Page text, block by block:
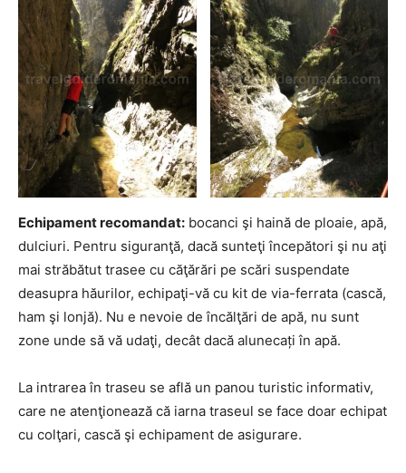
Echipament recomandat: bocanci şi haină de ploaie, apă,
dulciuri. Pentru siguranţă, dacă sunteţi începători şi nu aţi
mai străbătut trasee cu căţărări pe scări suspendate
deasupra hăurilor, echipaţi-vă cu kit de via-ferrata (cască,
ham şi lonjă). Nu e nevoie de încălţări de apă, nu sunt
zone unde să vă udaţi, decât dacă alunecați în apă.
La intrarea în traseu se află un panou turistic informativ,
care ne atenţionează că iarna traseul se face doar echipat
cu colţari, cască şi echipament de asigurare.